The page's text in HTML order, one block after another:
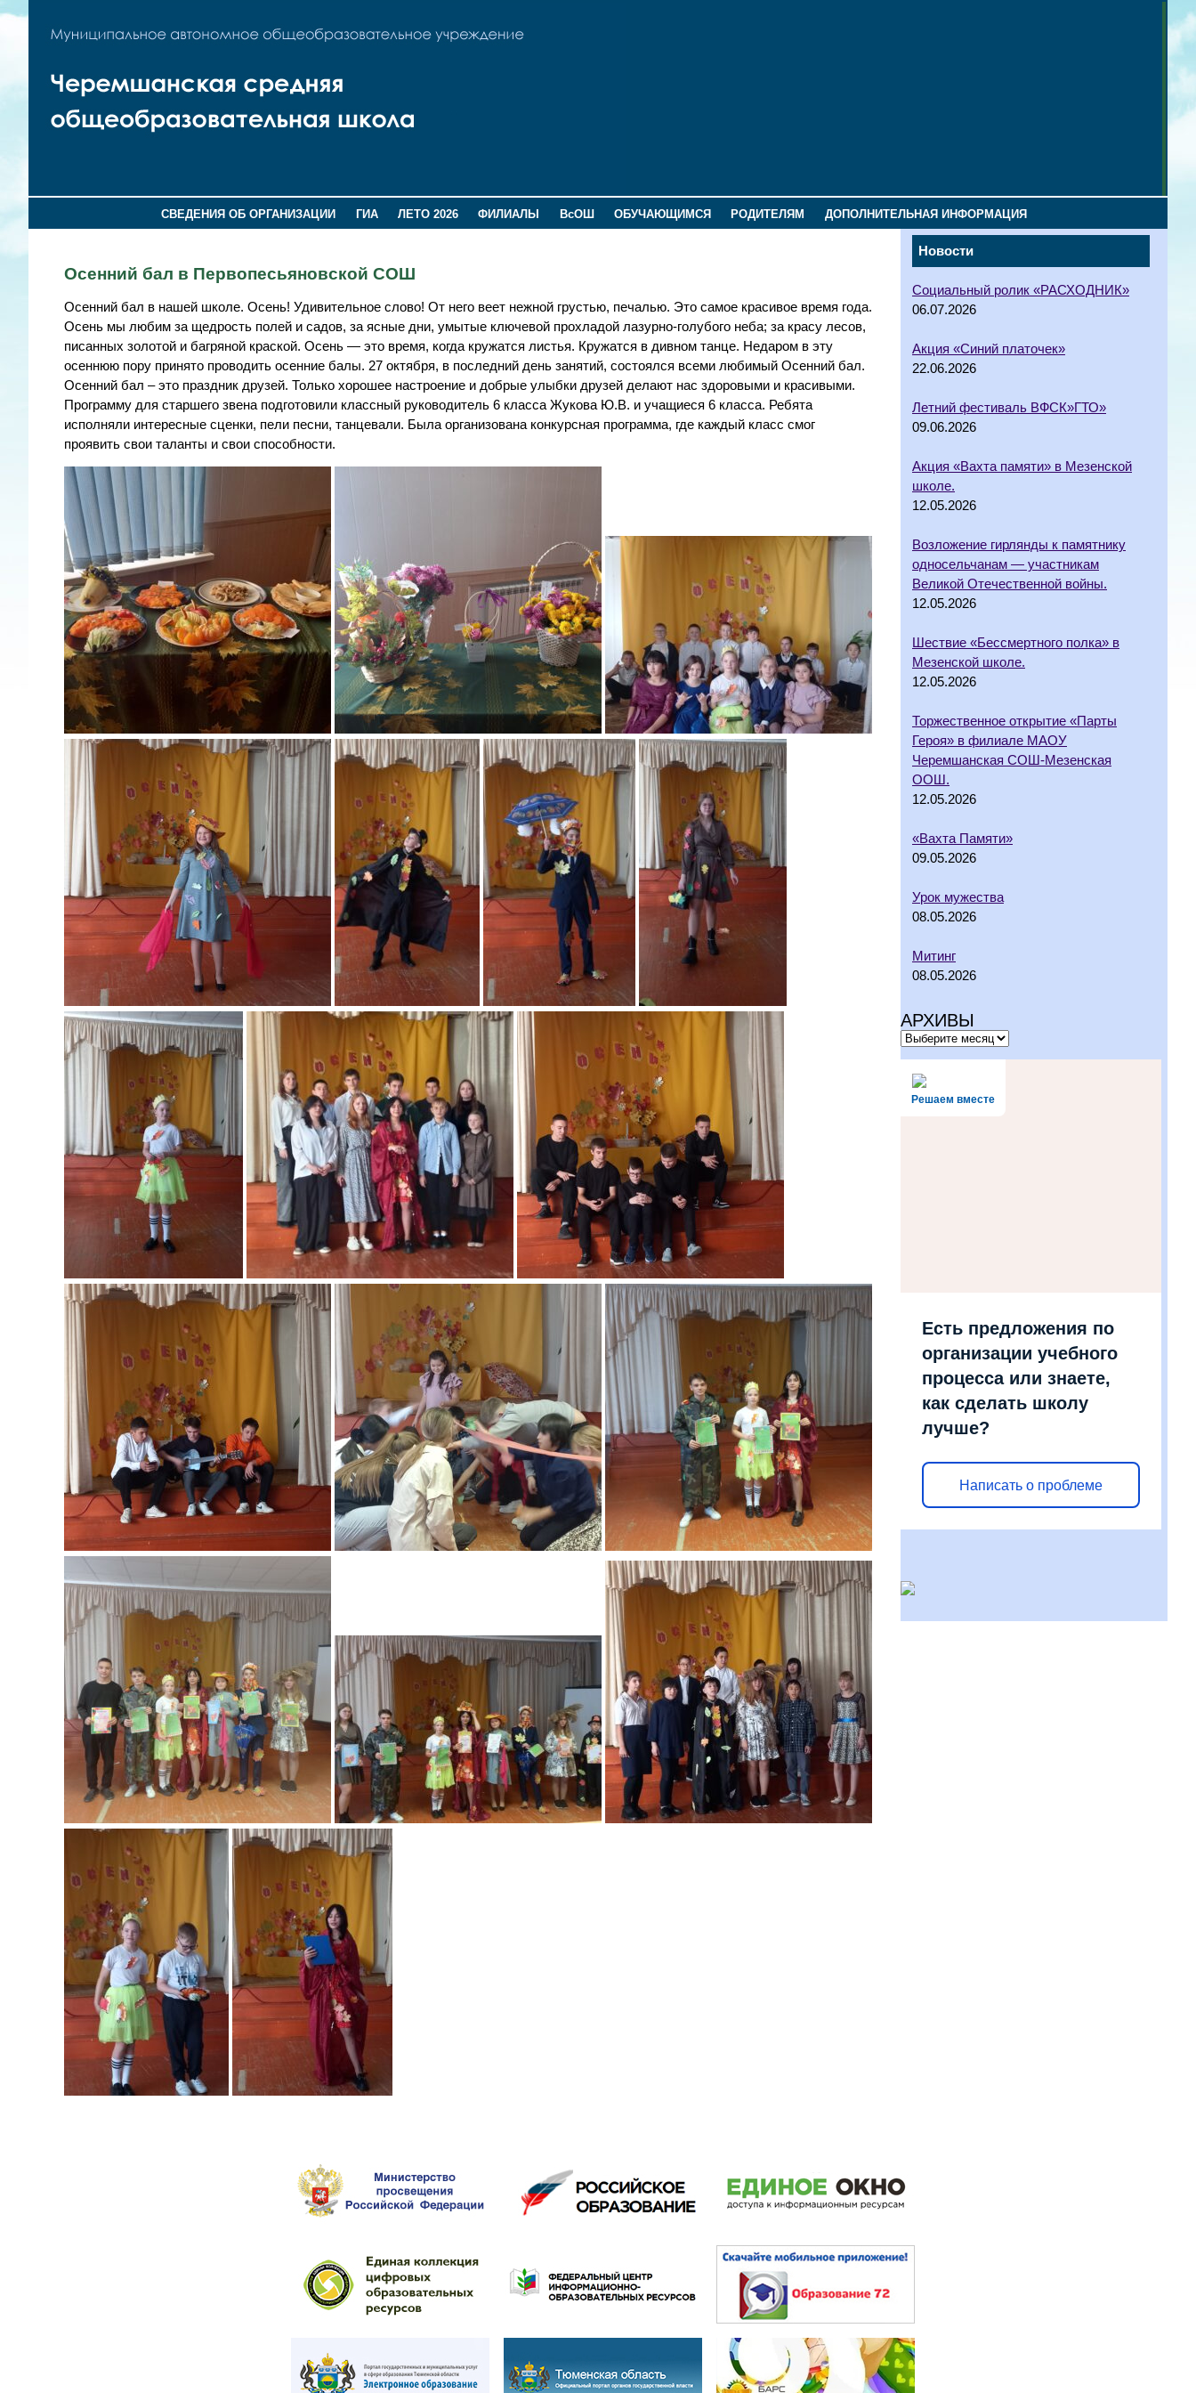
СВЕДЕНИЯ ОБ ОРГАНИЗАЦИИ ГИА ЛЕТО 2026 ФИЛИАЛЫ ВсОШ ОБУЧАЮЩИМСЯ РОДИТЕЛЯМ ДОПОЛНИТЕЛЬНАЯ ИНФОРМАЦИЯ
Новости
Социальный ролик «РАСХОДНИК»
06.07.2026
Акция «Синий платочек»
22.06.2026
Летний фестиваль ВФСК»ГТО»
09.06.2026
Акция «Вахта памяти» в Мезенской
школе.
12.05.2026
Возложение гирлянды к памятнику
односельчанам — участникам
Великой Отечественной войны.
12.05.2026
Шествие «Бессмертного полка» в
Мезенской школе.
12.05.2026
Торжественное открытие «Парты
Героя» в филиале МАОУ
Черемшанская СОШ-Мезенская
ООШ.
12.05.2026
«Вахта Памяти»
09.05.2026
Урок мужества
08.05.2026
Митинг
08.05.2026
АРХИВЫ
Решаем вместе
Есть предложения по
организации учебного
процесса или знаете,
как сделать школу
лучше?
Написать о проблеме
Осенний бал в Первопесьяновской СОШ
Осенний бал в нашей школе. Осень! Удивительное слово! От него веет нежной грустью, печалью. Это самое красивое время года.
Осень мы любим за щедрость полей и садов, за ясные дни, умытые ключевой прохладой лазурно-голубого неба; за красу лесов,
писанных золотой и багряной краской. Осень — это время, когда кружатся листья. Кружатся в дивном танце. Недаром в эту
осеннюю пору принято проводить осенние балы. 27 октября, в последний день занятий, состоялся всеми любимый Осенний бал.
Осенний бал – это праздник друзей. Только хорошее настроение и добрые улыбки друзей делают нас здоровыми и красивыми.
Программу для старшего звена подготовили классный руководитель 6 класса Жукова Ю.В. и учащиеся 6 класса. Ребята
исполняли интересные сценки, пели песни, танцевали. Была организована конкурсная программа, где каждый класс смог
проявить свои таланты и свои способности.